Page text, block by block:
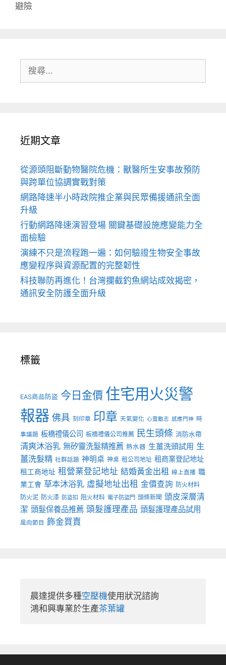
避險
尋:
近期文章
從源頭阻斷動物醫院危機：獸醫所生安事故預防
與跨單位協調實戰對策
網路降速半小時政院推企業與民眾備援通訊全面
升級
行動網路降速演習登場 關鍵基礎設施應變能力全
面檢驗
演練不只是流程跑一遍：如何驗證生物安全事故
應變程序與資源配置的完整韌性
科技聯防再進化！台灣攔截釣魚網站成效揭密，
通訊安全防護全面升級
標籤
EAS商品防盜 今日金價 住宅用火災警
報器 佛具 刻印章 印章 天氣變化 心靈勵志 感應門神 時
事議題 板橋禮儀公司 板橋禮儀公司推薦 民生頭條 消防水帶
清爽沐浴乳 無矽靈洗髮精推薦 熱水器 生薑洗頭試用 生
薑洗髮精 社群話題 神明桌 神桌 租公司地址 租商業登記地址
租工商地址 租營業登記地址 結婚黃金出租 線上直播 職
業工會 草本沐浴乳 虛擬地址出租 金價查詢 防火材料
防火泥 防火漆 防盜扣 阻火材料 電子防盜門 頭條新聞 頭皮深層清
潔 頭髮保養品推薦 頭髮護理產品 頭髮護理產品試用
風向節目 飾金買賣
晨達提供多種空壓機使用狀況諮詢
鴻和興專業於生產茶葉罐